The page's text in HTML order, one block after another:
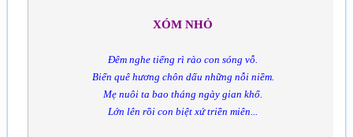
XÓM NHỎ
Đêm nghe tiếng rì rào con sóng vỗ.
Biển quê hương chôn dấu những nỗi niềm.
Mẹ nuôi ta bao tháng ngày gian khổ.
Lớn lên rồi con biệt xứ triền miên...